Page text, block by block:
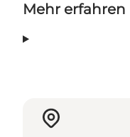
Mehr erfahren